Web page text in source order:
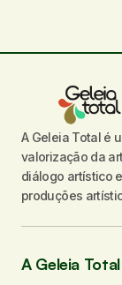
Seu
Seu e-
Enviar
A Geleia Total é
valorização da
diálogo artístico
produções
A Geleia Total